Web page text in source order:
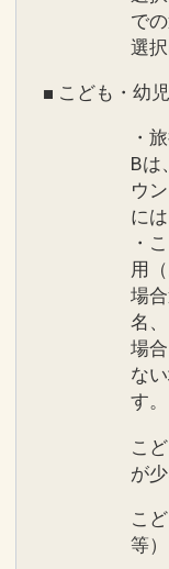
で
選
■ こども・幼
・
Bは
ウ
に
・
用
場
名
場
な
す。
こ
が
こ
等